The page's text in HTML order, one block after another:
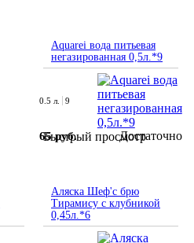
Aquarei вода питьевая
негазированная 0,5л.*9
Быстрый просмотр
0.5 л. 9
65 руб. Достаточно
Аляска Шеф'с брю
Тирамису с клубникой
0,45л.*6